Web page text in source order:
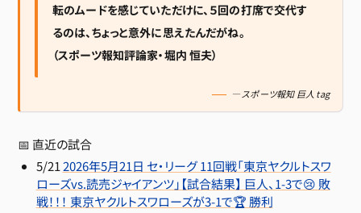
転のムードを感じていただけに、５回の打席で交代す
るのは、ちょっと意外に思えたんだがね。
（スポーツ報知評論家・堀内 恒夫）
— スポーツ報知 巨人 tag
📅 直近の試合
5/212026年5月21日 セ・リーグ 11回戦「東京ヤクルトスワ
ローズvs.読売ジャイアンツ」【試合結果】 巨人、1-3で😢 敗
戦！！！ 東京ヤクルトスワローズが3-1で🏆 勝利